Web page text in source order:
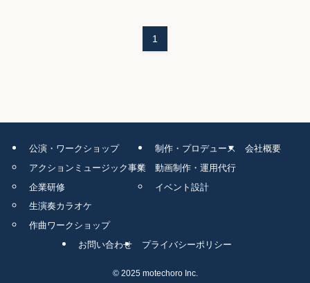
1
公演・ワークショップ
アクションミュージック事業
企業研修
生演奏カラオケ
作曲ワークショップ
制作・プロデュース
動画制作・運用代行
イベント設計
会社概要
お問い合わせ プライバシーポリシー
©2025 motechoro Inc.